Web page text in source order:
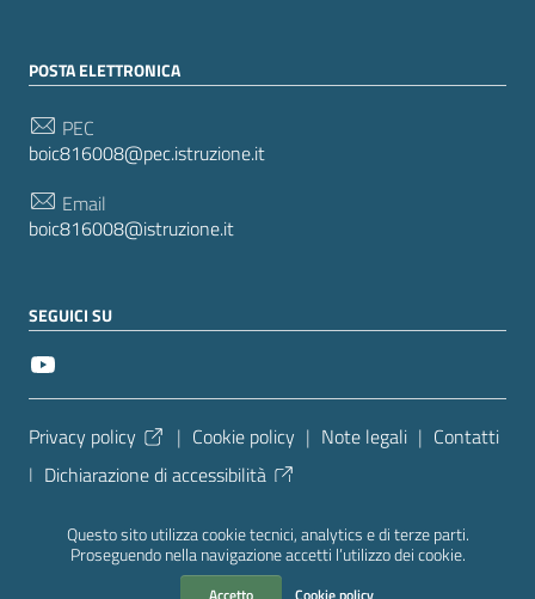
Questo sito utilizza cookie tecnici, analytics e di terze parti.
Proseguendo nella navigazione accetti l’utilizzo dei cookie.
POSTA ELETTRONICA
PEC
boic816008@pec.istruzione.it
Email
boic816008@istruzione.it
SEGUICI SU
Sezione Link Utili
Privacy policy | Cookie policy | Note legali | Contatti
| Dichiarazione di accessibilità
PA di AgID
| Realizzato con WordPress
da